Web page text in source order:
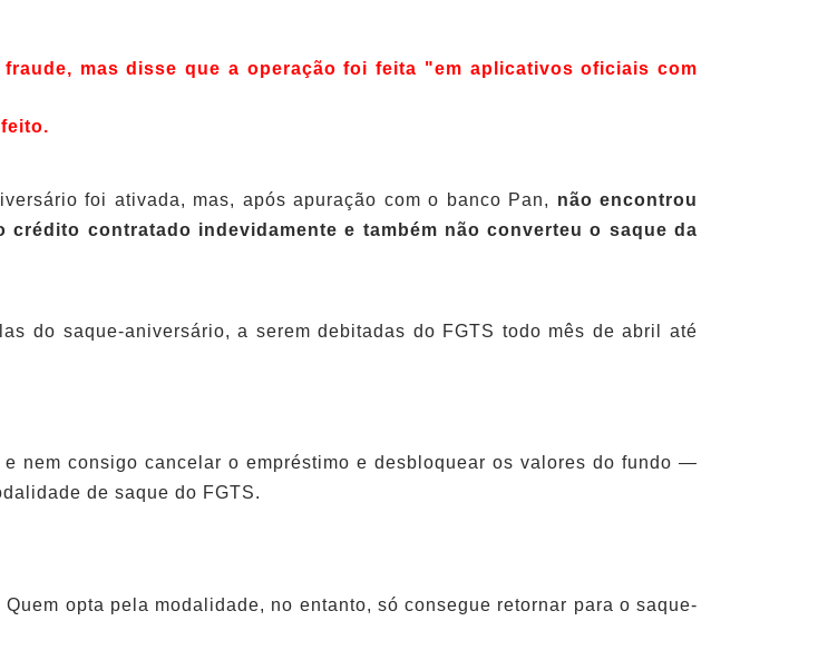
mas disse que a operação foi feita "em aplicativos oficiais com
foi ativada, mas, após apuração com o banco Pan, não encontrou
contratado indevidamente e também não converteu o saque da
do saque-aniversário, a serem debitadas do FGTS todo mês de abril até
nem consigo cancelar o empréstimo e desbloquear os valores do fundo —
de saque do FGTS.
opta pela modalidade, no entanto, só consegue retornar para o saque-